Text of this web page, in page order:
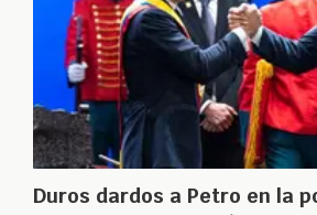
Duros dardos a Petro en la